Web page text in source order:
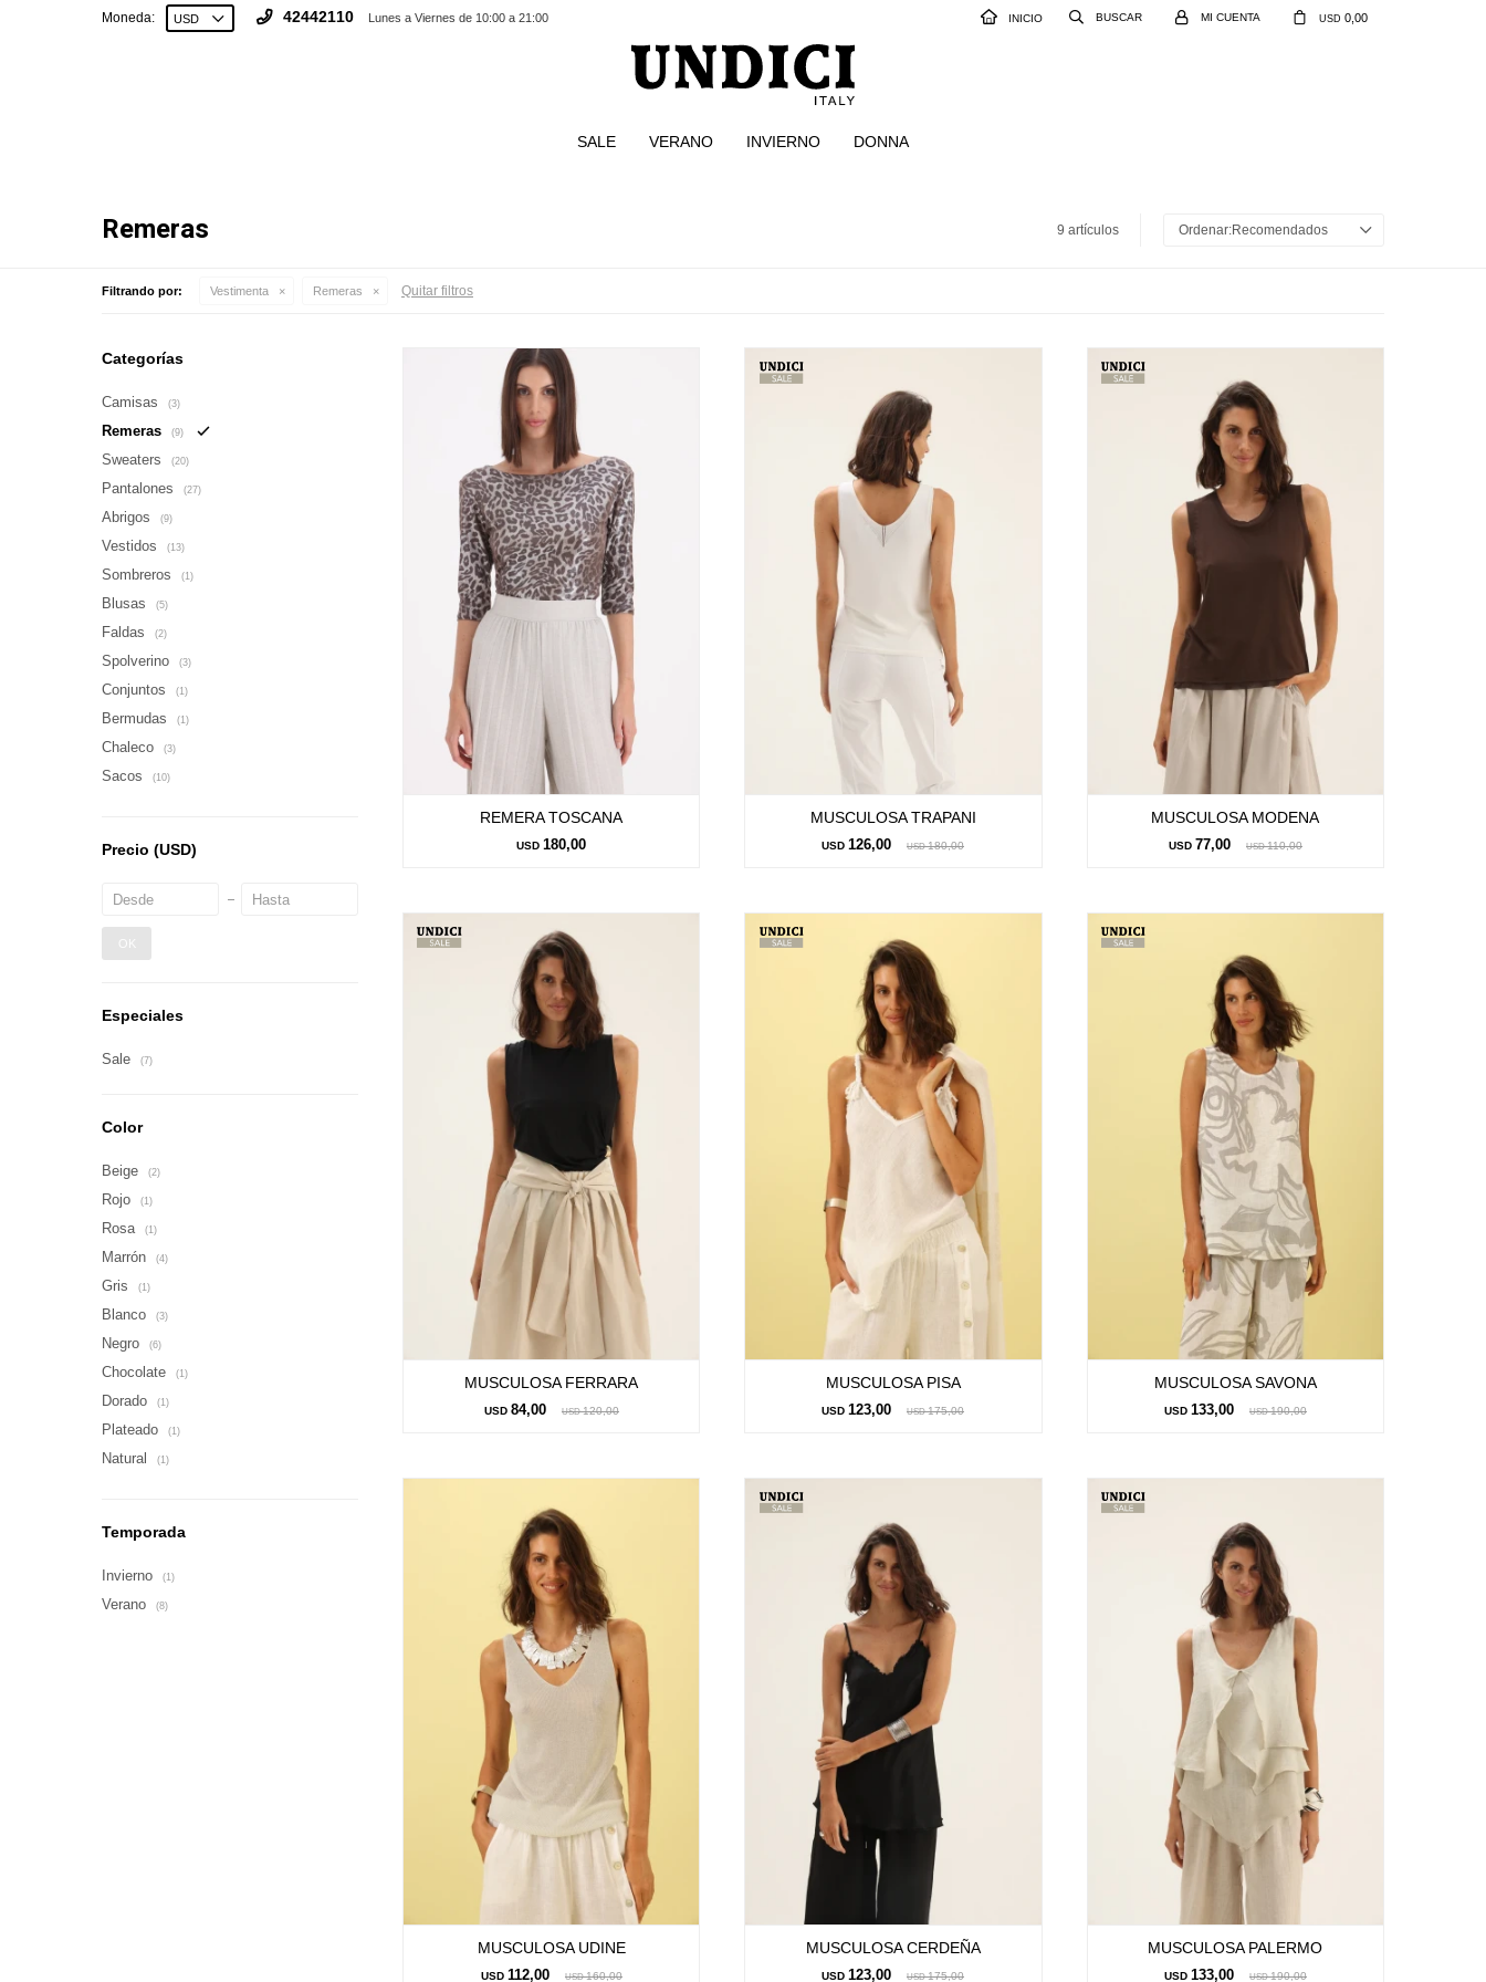
SALE VERANO INVIERNO DONNA
INICIO USD 0,00
42442110 Lunes a Viernes de 10:00 a 21:00
Moneda:
Remeras 9 artículos Recomendados
Filtrando por: Vestimenta Remeras Quitar filtros
REMERA TOSCANA
USD 180,00
MUSCULOSA TRAPANI
USD 126,00 USD 180,00
MUSCULOSA MODENA
USD 77,00 USD 110,00
MUSCULOSA FERRARA
USD 84,00 USD 120,00
MUSCULOSA PISA
USD 123,00 USD 175,00
MUSCULOSA SAVONA
USD 133,00 USD 190,00
MUSCULOSA UDINE
USD 112,00 USD 160,00
MUSCULOSA CERDEÑA
USD 123,00 USD 175,00
MUSCULOSA PALERMO
USD 133,00 USD 190,00
Categorías
Camisas (3)
Remeras (9)
Sweaters (20)
Pantalones (27)
Abrigos (9)
Vestidos (13)
Sombreros (1)
Blusas (5)
Faldas (2)
Spolverino (3)
Conjuntos (1)
Bermudas (1)
Chaleco (3)
Sacos (10)
Precio (USD)
OK
Especiales
Sale (7)
Color
Beige (2)
Rojo (1)
Rosa (1)
Marrón (4)
Gris (1)
Blanco (3)
Negro (6)
Chocolate (1)
Dorado (1)
Plateado (1)
Natural (1)
Temporada
Invierno (1)
Verano (8)